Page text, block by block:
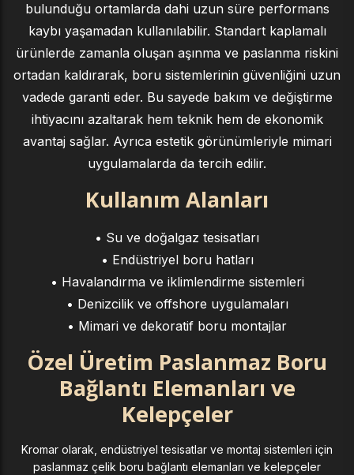
bulunduğu ortamlarda dahi uzun süre performans
kaybı yaşamadan kullanılabilir. Standart kaplamalı
ürünlerde zamanla oluşan aşınma ve paslanma riskini
ortadan kaldırarak, boru sistemlerinin güvenliğini uzun
vadede garanti eder. Bu sayede bakım ve değiştirme
ihtiyacını azaltarak hem teknik hem de ekonomik
avantaj sağlar. Ayrıca estetik görünümleriyle mimari
uygulamalarda da tercih edilir.
Kullanım Alanları
• Su ve doğalgaz tesisatları
• Endüstriyel boru hatları
• Havalandırma ve iklimlendirme sistemleri
• Denizcilik ve offshore uygulamaları
• Mimari ve dekoratif boru montajlar
Özel Üretim Paslanmaz Boru
Bağlantı Elemanları ve
Kelepçeler
Kromar olarak, endüstriyel tesisatlar ve montaj sistemleri için
paslanmaz çelik boru bağlantı elemanları ve kelepçeler